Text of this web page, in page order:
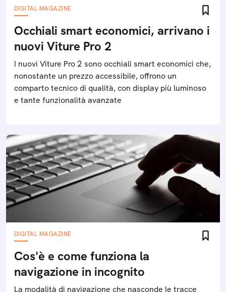
DIGITAL MAGAZINE
Occhiali smart economici, arrivano i
nuovi Viture Pro 2
I nuovi Viture Pro 2 sono occhiali smart economici che,
nonostante un prezzo accessibile, offrono un
comparto tecnico di qualità, con display più luminoso
e tante funzionalità avanzate
DIGITAL MAGAZINE
Cos'è e come funziona la
navigazione in incognito
La modalità di navigazione che nasconde le tracce